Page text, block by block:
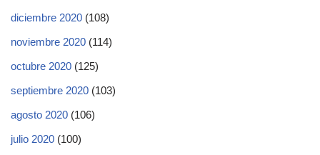
diciembre 2020 (108)
noviembre 2020 (114)
octubre 2020 (125)
septiembre 2020 (103)
agosto 2020 (106)
julio 2020 (100)